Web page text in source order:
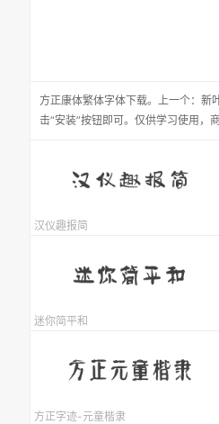
方正康体繁体字体下载。 上一个： 新
击“安装”按钮即可。仅供学习使用，
汉仪趣报简
迷你简平和
方正字迹-元童楷隶